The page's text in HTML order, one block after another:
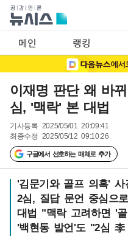
메인 랭킹
이재명 판단 왜 바
심, '맥락' 본 대법
기사등록 2025/05/01 20:09:41
최종수정 2025/05/12 09:10:26
구글에서 선호하는 매체로 추가
'김문기와 골프 의혹'
2심, 질답 문언 중심으
대법 "맥락 고려하면 '
'백현동 발언'도 "2심